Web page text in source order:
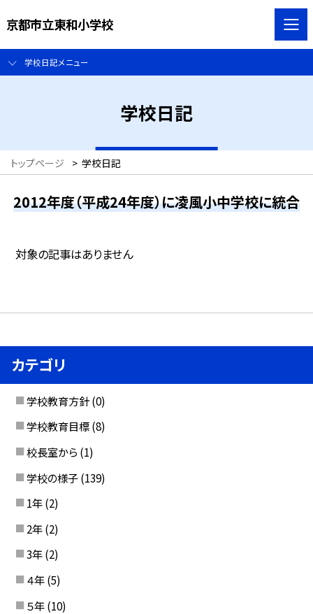
京都市立東和小学校
学校日記メニュー
学校日記
トップページ > 学校日記
2012年度（平成24年度）に凌風小中学校に統合
対象の記事はありません
カテゴリ
学校教育方針 (0)
学校教育目標 (8)
校長室から (1)
学校の様子 (139)
1年 (2)
2年 (2)
3年 (2)
４年 (5)
５年 (10)